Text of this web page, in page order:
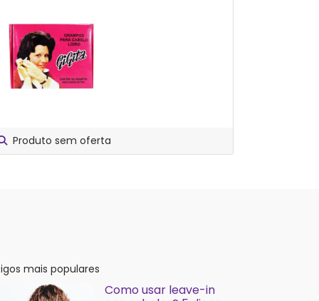
Produto sem oferta
mais populares
Como usar leave-in